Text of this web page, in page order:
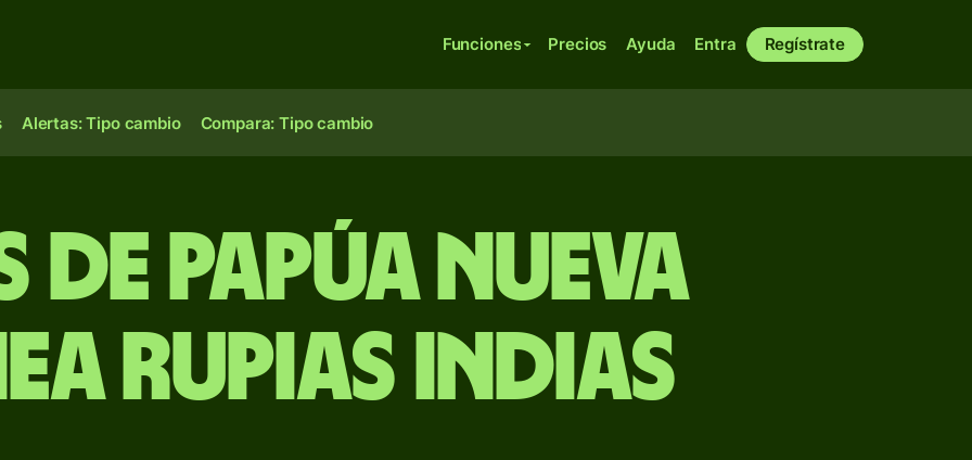
Funciones Precios Ayuda Entra Regístrate
Alertas: Tipo cambio Compara: Tipo cambio
de Papúa Nueva
rupias indias